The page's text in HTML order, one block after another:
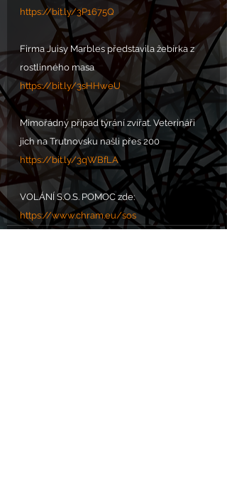
https://bit.ly/3P1675Q
Firma Juisy Marbles představila žebírka z
rostlinného masa
https://bit.ly/3sHHweU
Mimořádný případ týrání zvířat. Veterináři
jich na Trutnovsku našli přes 200
https://bit.ly/3qWBfLA
VOLÁNÍ S.O.S. POMOC zde:
https://www.chram.eu/sos